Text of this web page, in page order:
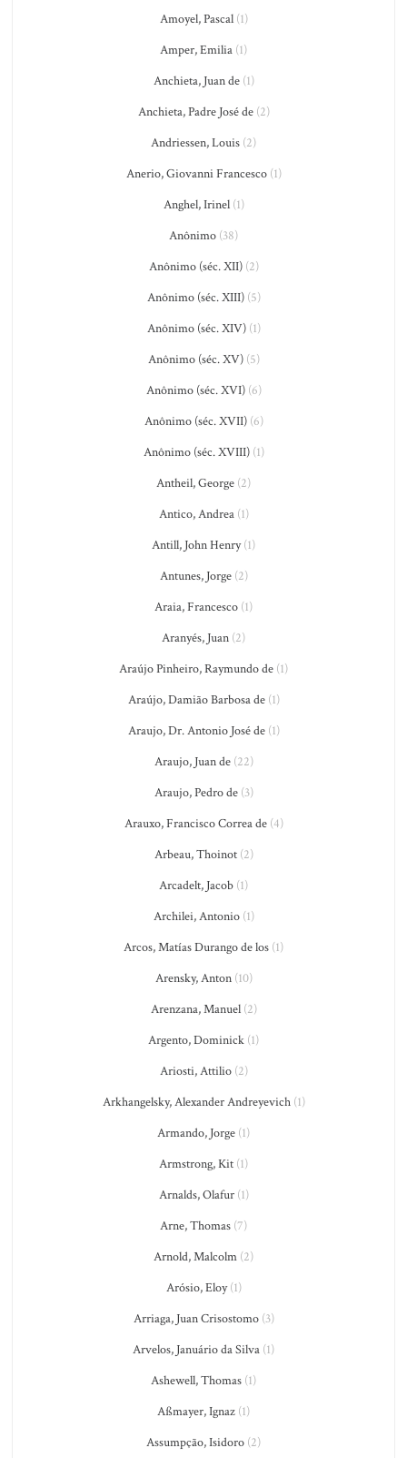
Amoyel, Pascal(1)
Amper, Emilia (1)
Anchieta, Juan de(1)
Anchieta, Padre José de(2)
Andriessen, Louis (2)
Anerio, Giovanni Francesco(1)
Anghel, Irinel(1)
Anônimo (38)
Anônimo (séc. XII)(2)
Anônimo (séc. XIII)(5)
Anônimo (séc. XIV)(1)
Anônimo (séc. XV)(5)
Anônimo (séc. XVI)(6)
Anônimo (séc. XVII)(6)
Anônimo (séc. XVIII)(1)
Antheil, George (2)
Antico, Andrea(1)
Antill, John Henry(1)
Antunes, Jorge(2)
Araia, Francesco (1)
Aranyés, Juan (2)
Araújo Pinheiro, Raymundo de (1)
Araújo, Damião Barbosa de(1)
Araujo, Dr. Antonio José de(1)
Araujo, Juan de(22)
Araujo, Pedro de(3)
Arauxo, Francisco Correa de(4)
Arbeau, Thoinot(2)
Arcadelt, Jacob (1)
Archilei, Antonio(1)
Arcos, Matías Durango de los (1)
Arensky, Anton(10)
Arenzana, Manuel(2)
Argento, Dominick (1)
Ariosti, Attilio(2)
Arkhangelsky, Alexander Andreyevich(1)
Armando, Jorge (1)
Armstrong, Kit (1)
Arnalds, Olafur(1)
Arne, Thomas (7)
Arnold, Malcolm (2)
Arósio, Eloy(1)
Arriaga, Juan Crisostomo(3)
Arvelos, Januário da Silva (1)
Ashewell, Thomas (1)
Aßmayer, Ignaz (1)
Assumpção, Isidoro (2)